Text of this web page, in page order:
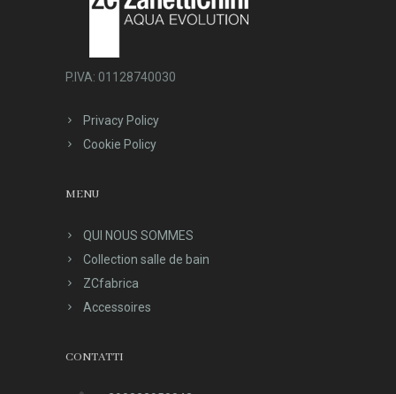
P.IVA: 01128740030
Privacy Policy
Cookie Policy
MENU
QUI NOUS SOMMES
Collection salle de bain
ZCfabrica
Accessoires
CONTATTI